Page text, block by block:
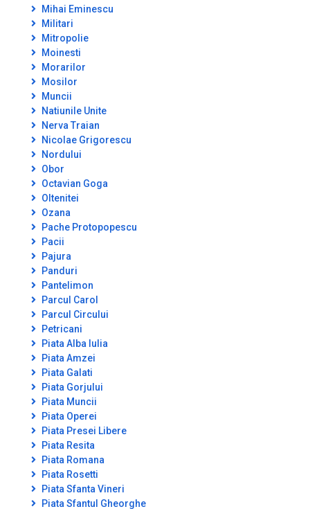
Mihai Eminescu
Militari
Mitropolie
Moinesti
Morarilor
Mosilor
Muncii
Natiunile Unite
Nerva Traian
Nicolae Grigorescu
Nordului
Obor
Octavian Goga
Oltenitei
Ozana
Pache Protopopescu
Pacii
Pajura
Panduri
Pantelimon
Parcul Carol
Parcul Circului
Petricani
Piata Alba Iulia
Piata Amzei
Piata Galati
Piata Gorjului
Piata Muncii
Piata Operei
Piata Presei Libere
Piata Resita
Piata Romana
Piata Rosetti
Piata Sfanta Vineri
Piata Sfantul Gheorghe